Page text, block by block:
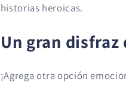
historias heroicas.
Un gran disfraz
¡Agrega otra opción